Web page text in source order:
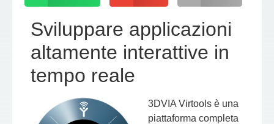
Sviluppare applicazioni
altamente interattive in
tempo reale
3DVIA Virtools è una
piattaforma completa